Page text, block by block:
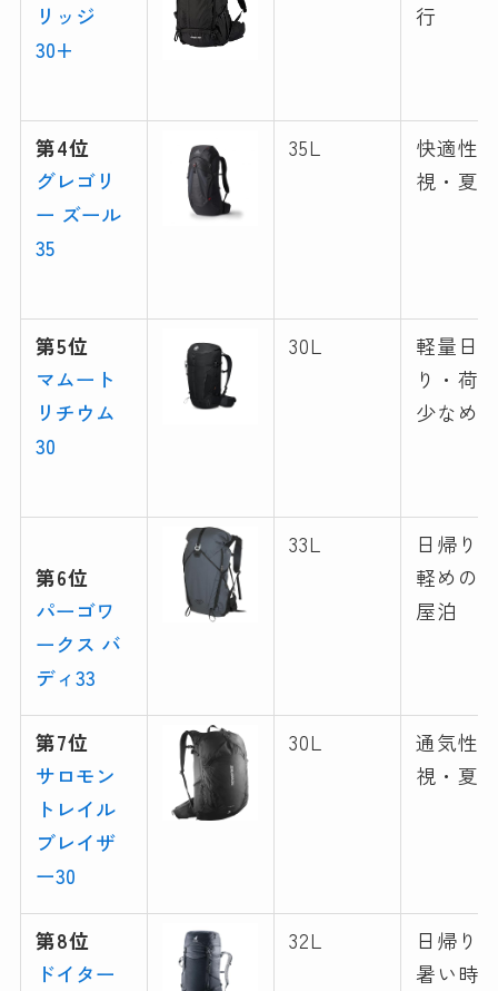
リッジ
30+
行
第4位
グレゴリ
ー ズール
35
35L
快適性
視・夏
第5位
マムート
リチウム
30
30L
軽量日
り・荷
少なめ
第6位
パーゴワ
ークス バ
ディ33
33L
日帰り
軽めの
屋泊
第7位
サロモン
トレイル
ブレイザ
ー30
30L
通気性
視・夏
第8位
ドイター
32L
日帰り
暑い時